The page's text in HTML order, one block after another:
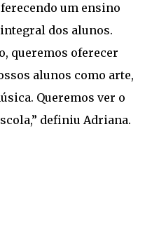
um ensino
dos alunos.
queremos oferecer
alunos como arte,
Queremos ver o
definiu Adriana.